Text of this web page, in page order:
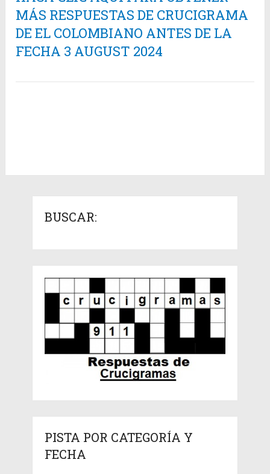
MÁS RESPUESTAS DE CRUCIGRAMA
DE EL COLOMBIANO ANTES DE LA
FECHA 3 AUGUST 2024
BUSCAR:
PISTA POR CATEGORÍA Y
FECHA